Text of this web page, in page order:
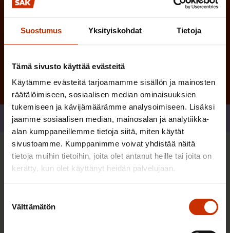
Suostumus Yksityiskohdat Tietoja
Tämä sivusto käyttää evästeitä
Käytämme evästeitä tarjoamamme sisällön ja mainosten
räätälöimiseen, sosiaalisen median ominaisuuksien
tukemiseen ja kävijämäärämme analysoimiseen. Lisäksi
jaamme sosiaalisen median, mainosalan ja analytiikka-
alan kumppaneillemme tietoja siitä, miten käytät
sivustoamme. Kumppanimme voivat yhdistää näitä
tietoja muihin tietoihin, joita olet antanut heille tai joita on
kerätty, kun olet käyttänyt heidän palvelujaan.
valinta
Välttämätön
Jaa
Sinua saattaa myös kiinnostaa